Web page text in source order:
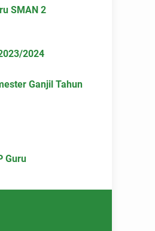
SMAN 2
2024
Ganjil Tahun
Guru